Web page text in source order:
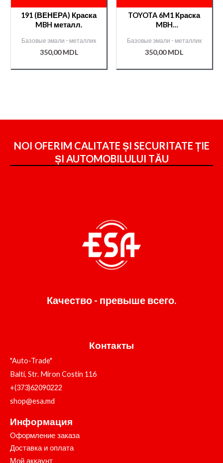
191 (ВЕНЕРА) Краска
MBH металл.
Базовые эмали - металлик
350,00MDL
TOYOTA 6M1 Краска
MBH
Базовые эмали - металлик
350,00MDL
NOI OFERIM CALITATE ȘI SECURITATE ȚIE
ȘI AUTOMOBILULUI TĂU
Качество - превыше всего.
Контакты
"Auto-Trade"
Balti, Str. Miron Costin 116
+(373)62090222
shop@esa.md
Информация
Оформление заказа
Доставка и оплата
Мой аккаунт